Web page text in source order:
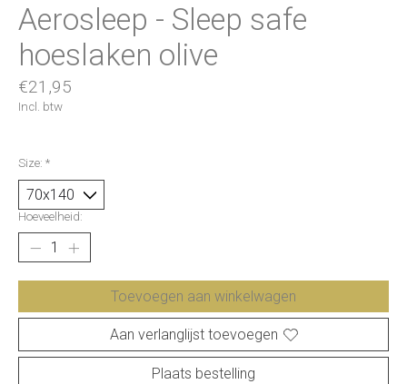
Aerosleep - Sleep safe
hoeslaken olive
€21,95
Incl. btw
Size: *
Hoeveelheid:
Toevoegen aan winkelwagen
Aan verlanglijst toevoegen
Plaats bestelling